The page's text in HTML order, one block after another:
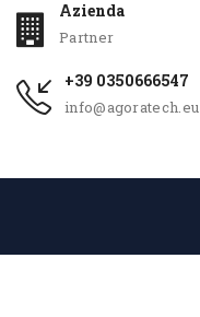
Azienda
Partner
+39 0350666547
info@agoratech.eu